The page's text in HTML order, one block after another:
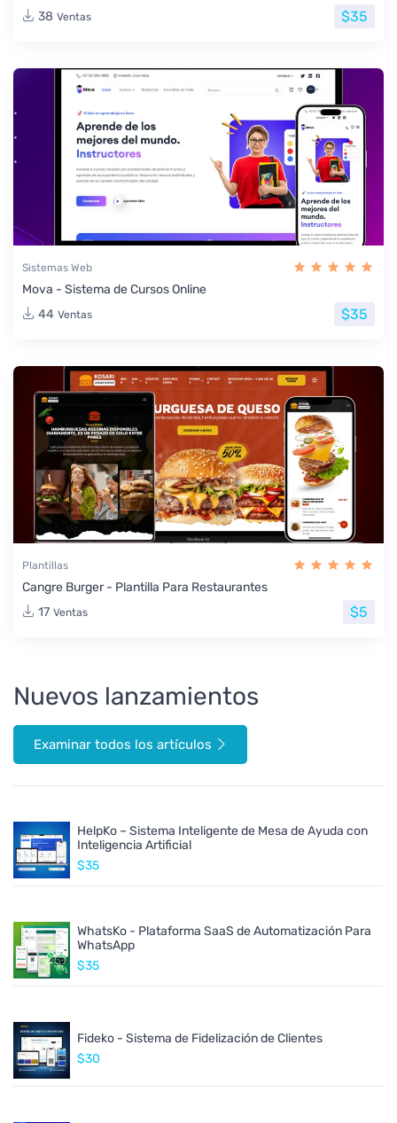
38 Ventas $35
Sistemas Web
Mova - Sistema de Cursos Online
44 Ventas $35
Plantillas
Cangre Burger - Plantilla Para Restaurantes
17 Ventas $5
Nuevos lanzamientos
Examinar todos los artículos
HelpKo – Sistema Inteligente de Mesa de Ayuda con
Inteligencia Artificial
$35
WhatsKo - Plataforma SaaS de Automatización Para
WhatsApp
$35
Fideko - Sistema de Fidelización de Clientes
$30